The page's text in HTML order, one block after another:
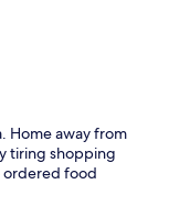
Home away from
tiring shopping
ordered food